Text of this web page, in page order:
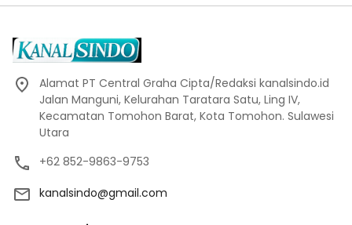
Alamat PT Central Graha Cipta/Redaksi kanalsindo.id
Jalan Manguni, Kelurahan Taratara Satu, Ling IV,
Kecamatan Tomohon Barat, Kota Tomohon. Sulawesi
Utara
+62 852-9863-9753
kanalsindo@gmail.com